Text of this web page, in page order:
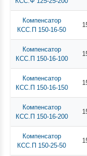
Компенсатор
КСС.П 150-16-50
Компенсатор
КСС.П 150-16-100
Компенсатор
КСС.П 150-16-150
Компенсатор
КСС.П 150-16-200
Компенсатор
КСС.П 150-25-50